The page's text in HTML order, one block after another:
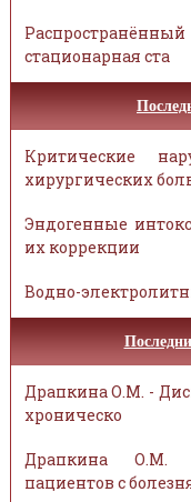
стационарная ста
Критические
хирургических
Эндогенные
их коррекции
Водно-
Драпкина О.М. -
хроническо
Драпкина О.М. -
пациентов с